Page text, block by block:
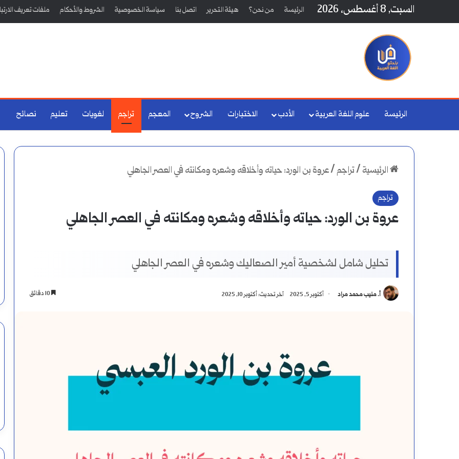
السبت, 8 أغسطس، 2026 الرئيسة من نحن؟ هيئة التحرير اتصل بنا سياسة الخصوصية الشروط والأحكام ملفات تعريف
الرئيسة علوم اللغة العربية الأدب الاختبارات الشروح المعجم تراجم لغويات تعليم نصائح
الرئيسية /تراجم /عروة بن الورد: حياته وأخلاقه وشعره ومكانته في العصر الجاهلي
تراجم
عروة بن الورد: حياته وأخلاقه وشعره ومكانته في العصر الجاهلي
تحليل شامل لشخصية أمير الصعاليك وشعره في العصر الجاهلي
أ. منيب محمد مراد أكتوبر 5, 2025 آخر تحديث: أكتوبر 10, 2025